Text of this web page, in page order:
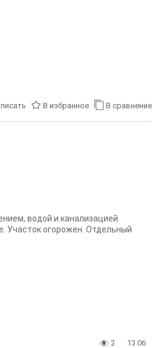
В избранное В сравнение
водой и канализацией.
Участок огорожен. Отдельный
2 13.06